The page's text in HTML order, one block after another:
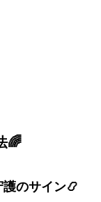
🌈
のサイン📿